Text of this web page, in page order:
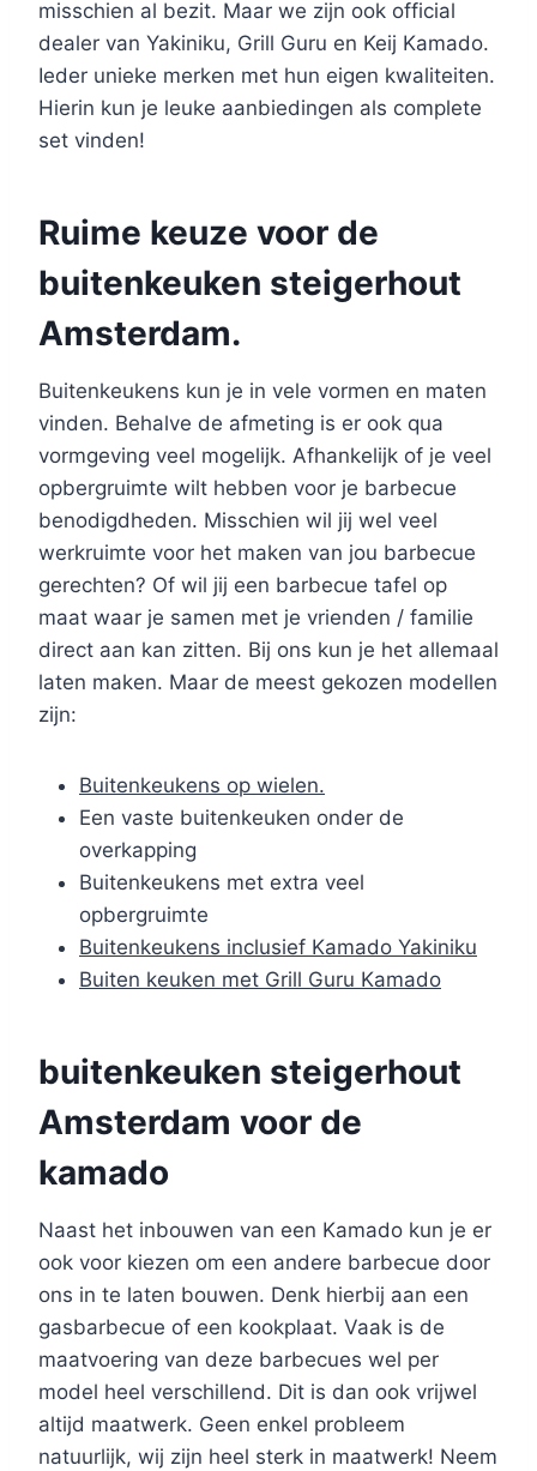
misschien al bezit. Maar we zijn ook official
dealer van Yakiniku, Grill Guru en Keij Kamado.
Ieder unieke merken met hun eigen kwaliteiten.
Hierin kun je leuke aanbiedingen als complete
set vinden!
Ruime keuze voor de
buitenkeuken steigerhout
Amsterdam.
Buitenkeukens kun je in vele vormen en maten
vinden. Behalve de afmeting is er ook qua
vormgeving veel mogelijk. Afhankelijk of je veel
opbergruimte wilt hebben voor je barbecue
benodigdheden. Misschien wil jij wel veel
werkruimte voor het maken van jou barbecue
gerechten? Of wil jij een barbecue tafel op
maat waar je samen met je vrienden / familie
direct aan kan zitten. Bij ons kun je het allemaal
laten maken. Maar de meest gekozen modellen
zijn:
Buitenkeukens op wielen.
Een vaste buitenkeuken onder de
overkapping
Buitenkeukens met extra veel
opbergruimte
Buitenkeukens inclusief Kamado Yakiniku
Buiten keuken met Grill Guru Kamado
buitenkeuken steigerhout
Amsterdam voor de
kamado
Naast het inbouwen van een Kamado kun je er
ook voor kiezen om een andere barbecue door
ons in te laten bouwen. Denk hierbij aan een
gasbarbecue of een kookplaat. Vaak is de
maatvoering van deze barbecues wel per
model heel verschillend. Dit is dan ook vrijwel
altijd maatwerk. Geen enkel probleem
natuurlijk, wij zijn heel sterk in maatwerk! Neem